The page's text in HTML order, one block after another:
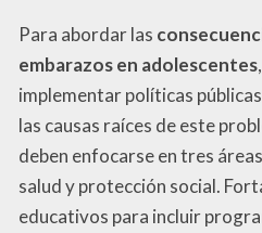
Para abordar las
embarazos en adolescentes
implementar políticas
las causas raíces de este
deben enfocarse en tres
salud y protección social.
educativos para incluir